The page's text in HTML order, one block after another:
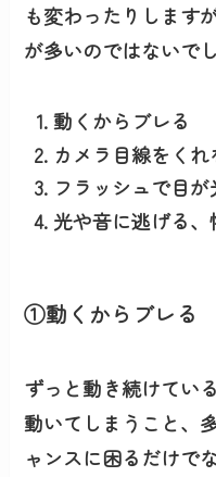
も変わったりします
が多いのではないで
動くからブレる
カメラ目線をくれ
フラッシュで目が
光や音に逃げる、
①動くからブレる
ずっと動き続けてい
動いてしまうこと、
ャンスに困るだけで